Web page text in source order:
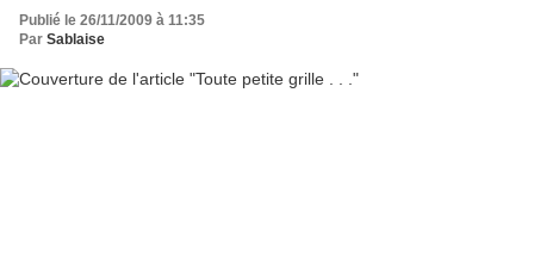
Publié le 26/11/2009 à 11:35
Par Sablaise